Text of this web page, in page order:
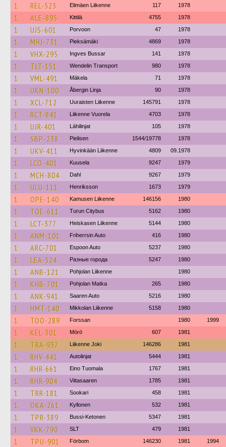
1 REL-523 Elimäen Liikenne 117 1978
1 ALE-895 Kittilä 4755 1978
1 UJS-601 Porvoon 47 1978
1 MHJ-731 Pieksämäki 4869 1978
1 VHX-295 Ingves Bussar 141 1978
1 TLT-151 Wendelin Transport 980 1978
1 VML-491 Mäkela 71 1978
1 UKN-100 Åbergin Linja 90 1978
1 XCL-712 Uuraisten Liikenne 145791 1978
1 RCT-841 Liikenne Vuorela 4703 1978
1 UJR-401 Lähilinjat 105 1978
1 SBP-238 Pielisen 1544/19778 1978
1 UKV-411 Hyvinkään Liikenne 4809 09.1978
1 LCO-401 Kuusela 9247 1979
1 MCH-804 Dahl 9267 1979
1 ULU-111 Henriksson 1673 1979
1 OPE-140 Kamusen Liikenne 146156 1980
1 TOE-611 Turun Citybus 5162 1980
1 LCT-377 Heiskasen Liikenne 5144 1980
1 ANM-101 Friherrsin Auto 416 1980
1 ARC-701 Espoon Auto 5237 1980
1 LEA-524 Разные города 5247 1980
1 ANB-121 Pohjolan Liikenne 1980
1 KHB-701 Pohjolan Matka 265 1980
1 ANK-941 Saaren Auto 5216 1980
1 HMT-140 Mikkolan Liikenne 5158 1980
1 TOO-289 Forssan 1980 1999
1 KEL-301 Mörö 607 1981
1 TRA-937 Liikenne Joki 146286 1981
1 RHV-441 Autolinjat 5444 1981
1 RHR-661 Eino Tuomala 1767 1981
1 RHR-904 Viitasaaren 1785 1981
1 TRR-181 Sookari 458 1981
1 OKA-261 Kyllonen 532 1981
1 TPR-389 Bussi-Ketonen 5347 1981
1 VKK-790 SLT 479 1981
1 TPU-901 Förbom 146230 1981 1994